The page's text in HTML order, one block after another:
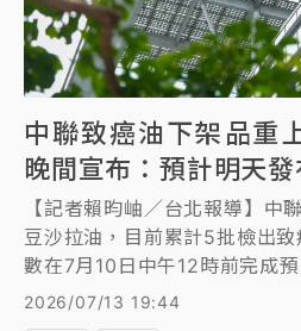
中聯致癌油下架品
晚間宣布：預計明天發
【記者賴昀岫／台北報導】
豆沙拉油，目前累計5批檢出
數在7月10日中午12時前完成預防
食藥署統計，這5批共出貨
11時，已回收1641.4公噸，經
2026/07/13 19:44